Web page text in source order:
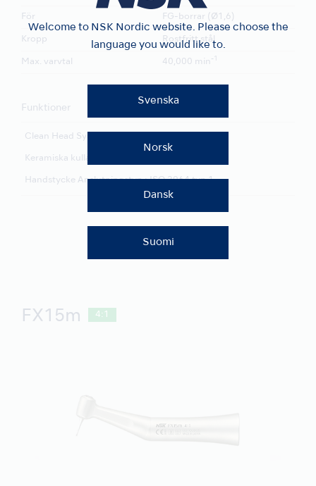
Welcome to NSK Nordic website. Please choose the
language you would like to.
Svenska
Norsk
Dansk
Suomi
För FG-borrar (Ø1,6)
Kropp Rostfritt stål
Max. varvtal 40,000 min -1
Funktioner
Clean Head System
Keramiska kullager
Handstycke Anslutningstyp : ISO 3964 typ 1
FX15m 4:1